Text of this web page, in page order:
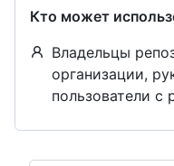
Кто может
Владельцы
организации,
пользователи с